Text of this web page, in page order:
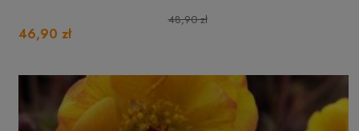
48,90 zł
46,90 zł